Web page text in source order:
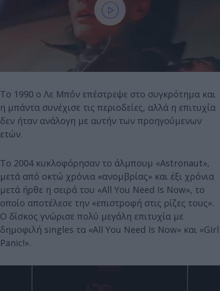
Το 1990 ο Λε Μπόν επέστρεψε στο συγκρότημα και
η μπάντα συνέχισε τις περιοδείες, αλλά η επιτυχία
δεν ήταν ανάλογη με αυτήν των προηγούμενων
ετών.
Το 2004 κυκλοφόρησαν το άλμπουμ «Astronaut»,
μετά από οκτώ χρόνια «ανομβρίας» και έξι χρόνια
μετά ήρθε η σειρά του «All You Need Is Now», το
οποίο αποτέλεσε την «επιστροφή στις ρίζες τους».
Ο δίσκος γνώρισε πολύ μεγάλη επιτυχία με
δημοφιλή singles τα «All You Need Is Now» και «Girl
Panic!».